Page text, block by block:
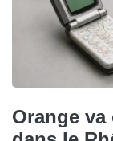
Orange